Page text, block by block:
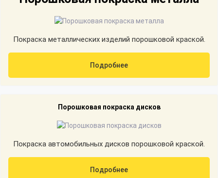
Покраска металлических изделий порошковой краской.
Подробнее
Порошковая покраска дисков
Покраска автомобильных дисков порошковой краской.
Подробнее